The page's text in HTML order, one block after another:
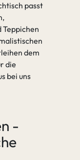
passt
dem
die
bei uns
-